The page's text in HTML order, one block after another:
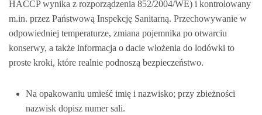
HACCP wynika z rozporządzenia 852/2004/WE) i kontrolowany
m.in. przez Państwową Inspekcję Sanitarną. Przechowywanie w
odpowiedniej temperaturze, zmiana pojemnika po otwarciu
konserwy, a także informacja o dacie włożenia do lodówki to
proste kroki, które realnie podnoszą bezpieczeństwo.
Na opakowaniu umieść imię i nazwisko; przy zbieżności
nazwisk dopisz numer sali.